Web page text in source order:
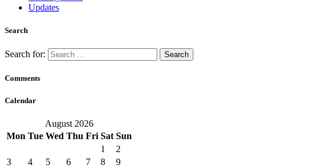
Updates
Search
Search for:
Comments
Calendar
August 2026
Mon Tue Wed Thu Fri Sat Sun
1
2
3
4 5 6 7 8
9